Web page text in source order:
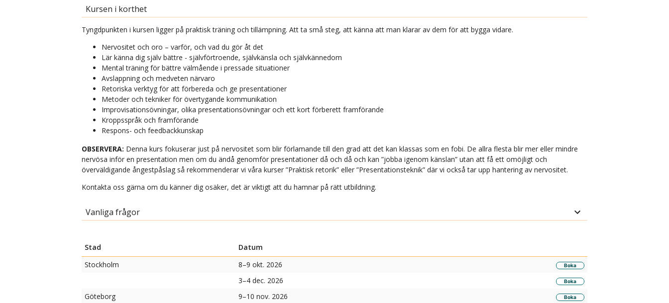
Kursen i korthet
Tyngdpunkten i kursen ligger på praktisk träning och tillämpning. Att ta små steg, att känna att man klarar av dem för att bygga vidare.
Nervositet och oro – varför, och vad du gör åt det
Lär känna dig själv bättre - självförtroende, självkänsla och självkännedom
Mental träning för bättre välmående i pressade situationer
Avslappning och medveten närvaro
Retoriska verktyg för att förbereda och ge presentationer
Metoder och tekniker för övertygande kommunikation
Improvisationsövningar, olika presentationsövningar och ett kort förberett framförande
Kroppsspråk och framförande
Respons- och feedbackkunskap
OBSERVERA: Denna kurs fokuserar just på nervositet som blir förlamande till den grad att det kan klassas som en fobi. De allra flesta blir mer eller mindre
nervösa inför en presentation men om du ändå genomför presentationer då och då och kan ”jobba igenom känslan” utan att få ett omöjligt och
överväldigande ångestpåslag så rekommenderar vi våra kurser ”Praktisk retorik” eller ”Presentationsteknik” där vi också tar upp hantering av nervositet.
Kontakta oss gärna om du känner dig osäker, det är viktigt att du hamnar på rätt utbildning.
Vanliga frågor
Stad Datum
Stockholm
8–9 okt. 2026 Boka
3–4 dec. 2026 Boka
Göteborg 9–10 nov. 2026 Boka